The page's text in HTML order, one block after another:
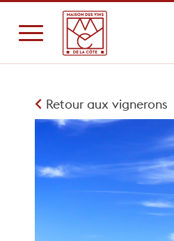
Retour aux vignerons